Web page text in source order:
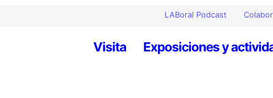
LABoral Podcast
Visita Exposiciones y